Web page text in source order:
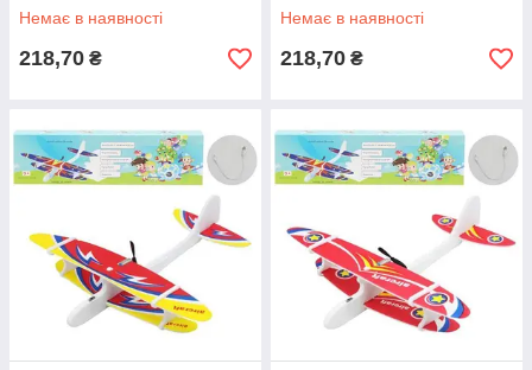
Немає в наявності
218,70 ₴
Немає в наявності
218,70 ₴